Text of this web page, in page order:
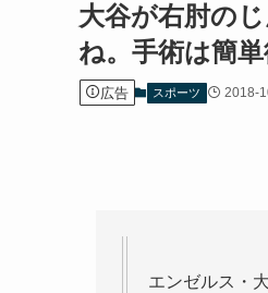
大谷が右肘の
ね。手術は簡単
広告 スポーツ 2018-
エンゼルス・